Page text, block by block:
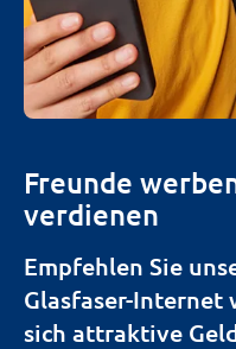
Freunde
verdienen
Empfehlen Sie
Glasfaser-Internet
sich attraktive